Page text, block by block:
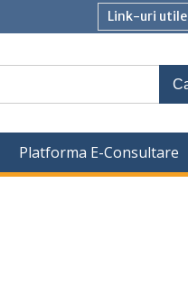
Link-uri utile
Platforma E-Consultare